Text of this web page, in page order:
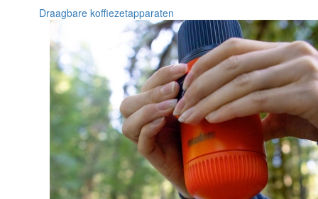
Draagbare koffiezetapparaten